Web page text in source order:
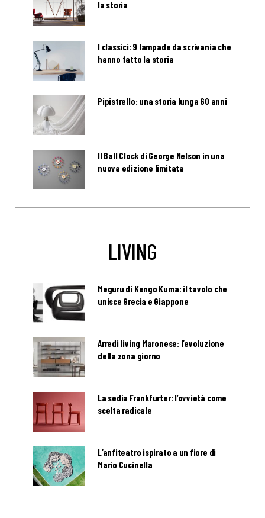
la storia
I classici: 9 lampade da scrivania che
hanno fatto la storia
Pipistrello: una storia lunga 60 anni
Il Ball Clock di George Nelson in una
nuova edizione limitata
LIVING
Meguru di Kengo Kuma: il tavolo che
unisce Grecia e Giappone
Arredi living Maronese: l’evoluzione
della zona giorno
La sedia Frankfurter: l’ovvietà come
scelta radicale
L’anfiteatro ispirato a un fiore di
Mario Cucinella